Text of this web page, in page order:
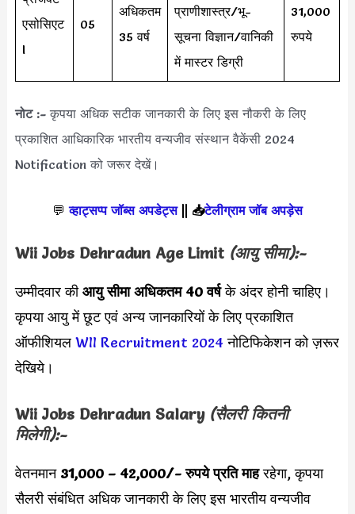
एसोसिएट
I
05
अधिकतम
35 वर्ष
प्राणीशास्त्र/भू-
सूचना विज्ञान/वानिकी
में मास्टर डिग्री
31,000
रुपये
नोट :-कृपया अधिक सटीक जानकारी के लिए इस नौकरी के लिए
प्रकाशित आधिकारिक भारतीय वन्यजीव संस्थान वैकेंसी 2024
Notification को जरूर देखें।
💬 व्हाट्सप्प जॉब्स अपडेट्स|| 📥टेलीग्राम जॉब अपड़ेस
Wii Jobs Dehradun Age Limit (आयु सीमा):-
उम्मीदवार कीआयु सीमा अधिकतम 40 वर्षके अंदर होनी चाहिए।
कृपया आयु में छूट एवं अन्य जानकारियों के लिए प्रकाशित
ऑफीशियल WII Recruitment 2024नोटिफिकेशन को ज़रूर
देखिये।
Wii Jobs Dehradun Salary (सैलरी कितनी
मिलेगी):-
वेतनमान 31,000 – 42,000/-रुपये प्रति माहरहेगा, कृपया
सैलरी संबंधित अधिक जानकारी के लिए इस भारतीय वन्यजीव